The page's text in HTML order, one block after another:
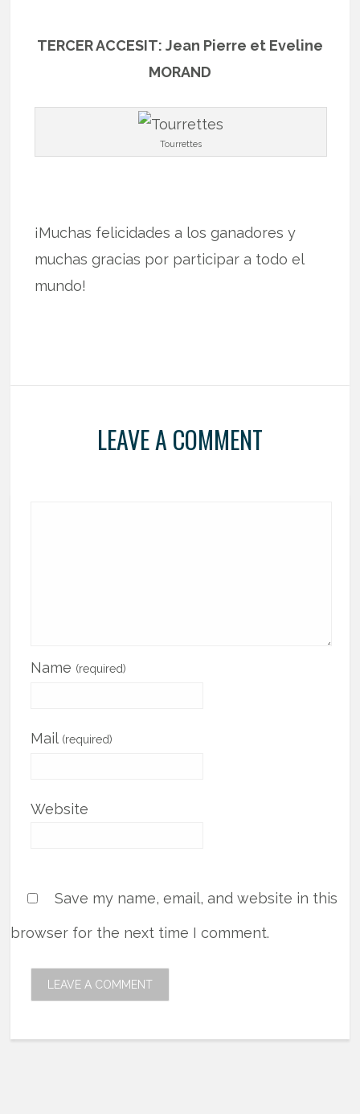
TERCER ACCESIT: Jean Pierre et Eveline
MORAND
Tourrettes
¡Muchas felicidades a los ganadores y
muchas gracias por participar a todo el
mundo!
LEAVE A COMMENT
Name (required)
Mail (required)
Website
Save my name, email, and website in this
browser for the next time I comment.